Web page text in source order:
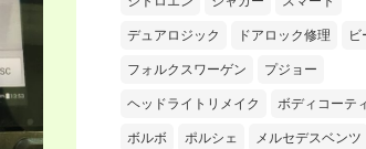
デュアロジック ドアロック修理 ビ
フォルクスワーゲン プジョー
ヘッドライトリメイク ボディコーテ
ボルボ ポルシェ メルセデスベンツ